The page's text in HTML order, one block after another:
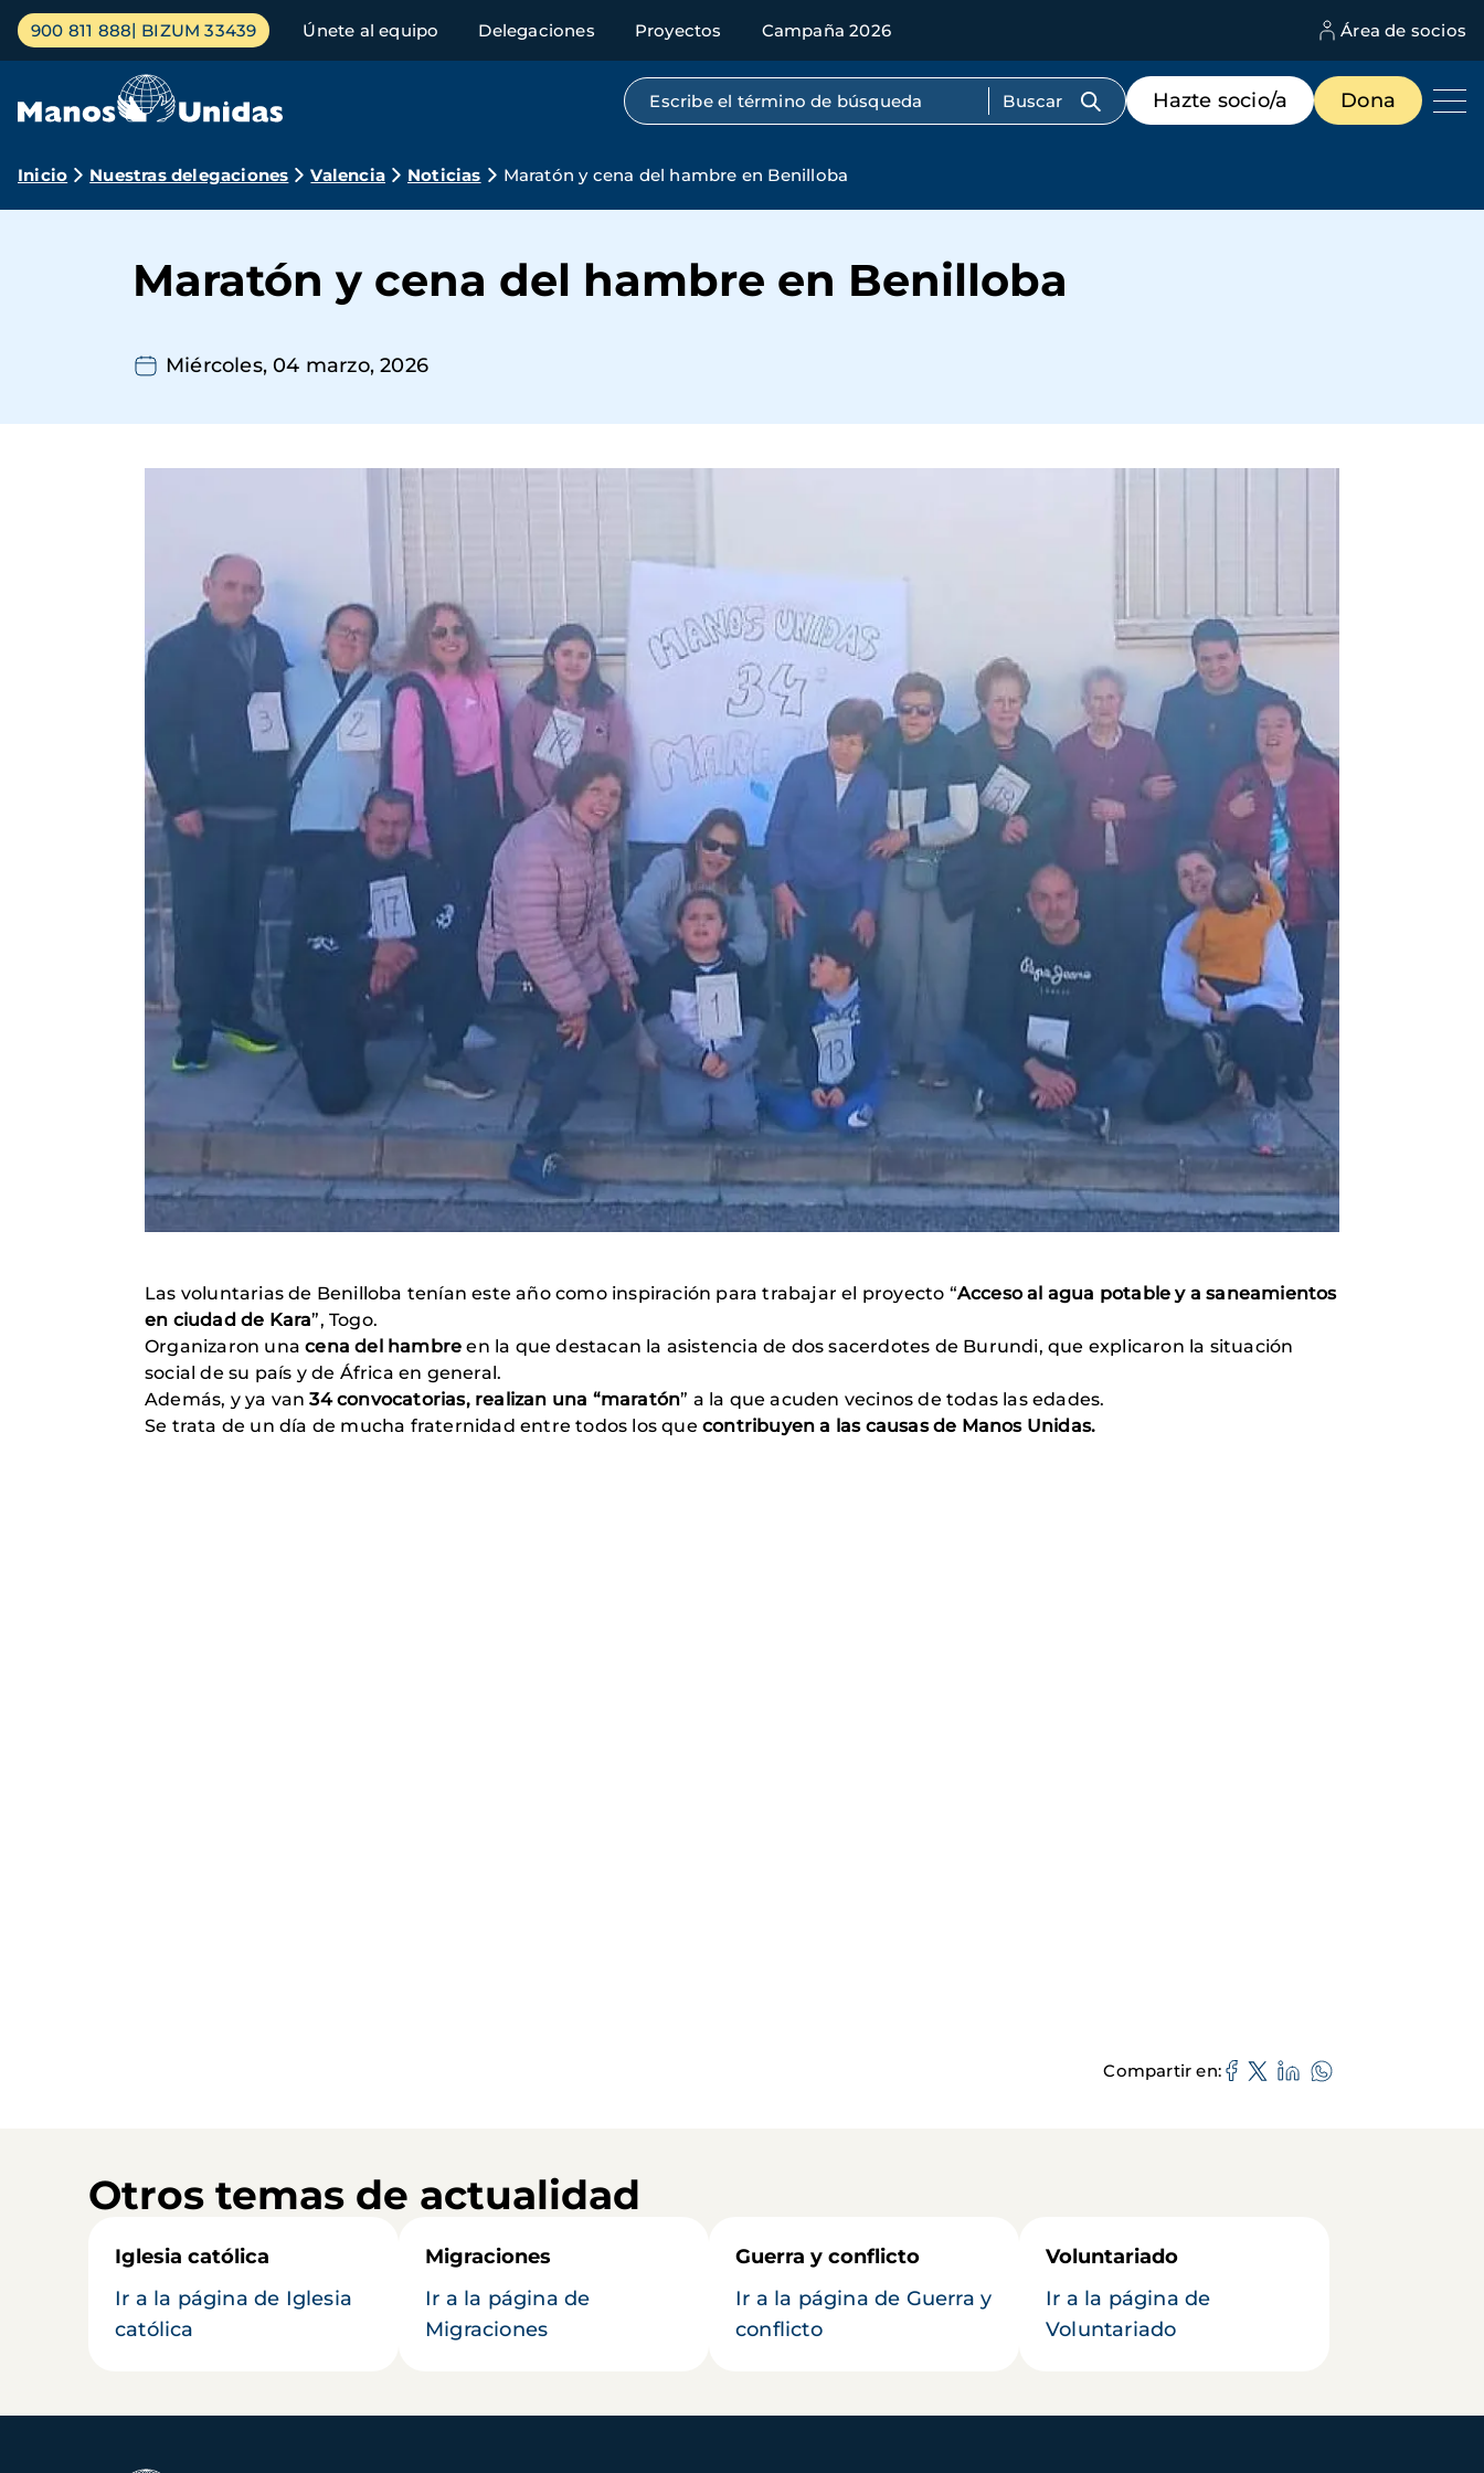
Pasar
contenido
Menú
principal
900 811 888 BIZUM 33439 Únete al equipo Delegaciones Proyectos Campaña 2026 Área de socios
Búsqueda por texto completo
Menú
de
destacados
Hazte socio/a Dona
Ruta
navegación
Inicio Nuestras delegaciones Valencia Noticias Maratón y cena del hambre en Benilloba
Maratón y cena del hambre en Benilloba
Miércoles, 04 marzo, 2026
Las voluntarias de Benilloba tenían este año como inspiración para trabajar el proyecto “Acceso al agua potable y a saneamientos
en ciudad de Kara”, Togo.
Organizaron unacena del hambre en la que destacan la asistencia de dos sacerdotes de Burundi, que explicaron la situación
social de su país y de África en general.
Además, y ya van34 convocatorias, realizan una “maratón” a la que acuden vecinos de todas las edades.
Se trata de un día de mucha fraternidad entre todos los que contribuyen a las causas de Manos Unidas.
Compartir en
Otros temas de actualidad
Iglesia católica
Ir a la página de Iglesia
católica
Migraciones
Ir a la página de
Migraciones
Guerra y conflicto
Ir a la página de Guerra y
conflicto
Voluntariado
Ir a la página de
Voluntariado